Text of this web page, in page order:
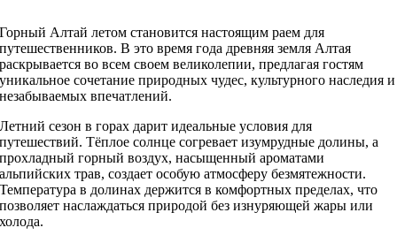
Горный Алтай летом становится настоящим раем для
путешественников. В это время года древняя земля Алтая
раскрывается во всем своем великолепии, предлагая гостям
уникальное сочетание природных чудес, культурного наследия и
незабываемых впечатлений.
Летний сезон в горах дарит идеальные условия для
путешествий. Тёплое солнце согревает изумрудные долины, а
прохладный горный воздух, насыщенный ароматами
альпийских трав, создает особую атмосферу безмятежности.
Температура в долинах держится в комфортных пределах, что
позволяет наслаждаться природой без изнуряющей жары или
холода.